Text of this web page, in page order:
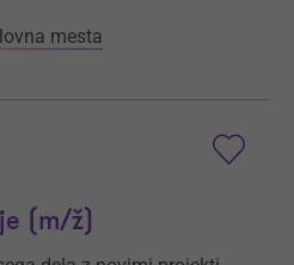
mesta
(m/ž)